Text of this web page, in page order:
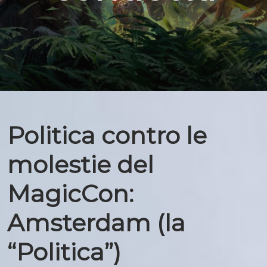
Politica contro le
molestie del
MagicCon:
Amsterdam (la
“Politica”)